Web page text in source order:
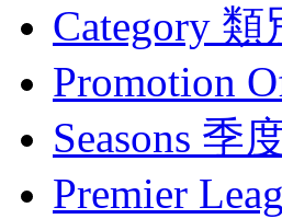
Category 類
Promotion
Seasons 季
Premier